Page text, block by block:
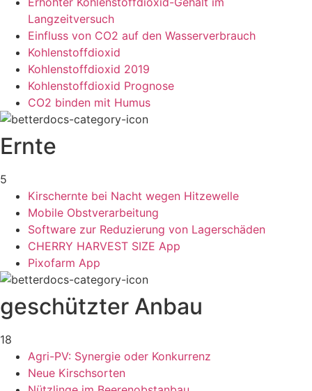
Langzeitversuch
Einfluss von CO2 auf den Wasserverbrauch
Kohlenstoffdioxid
Kohlenstoffdioxid 2019
Kohlenstoffdioxid Prognose
CO2 binden mit Humus
Ernte
5
Kirschernte bei Nacht wegen Hitzewelle
Mobile Obstverarbeitung
Software zur Reduzierung von Lagerschäden
CHERRY HARVEST SIZE App
Pixofarm App
geschützter Anbau
18
Agri-PV: Synergie oder Konkurrenz
Neue Kirschsorten